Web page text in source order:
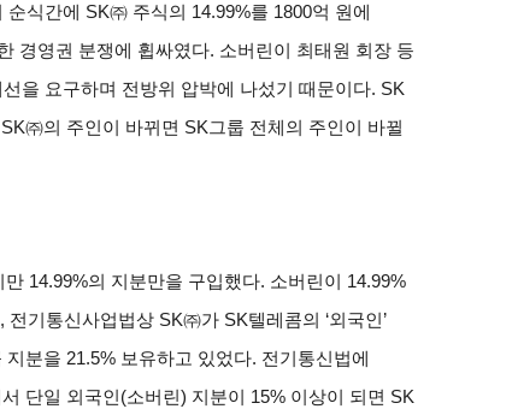
식간에 SK㈜ 주식의 14.99%를 1800억 원에
경영권 분쟁에 휩싸였다. 소버린이 최태원 회장 등
을 요구하며 전방위 압박에 나섰기 때문이다. SK
㈜의 주인이 바뀌면 SK그룹 전체의 주인이 바뀔
14.99%의 지분만을 구입했다. 소버린이 14.99%
기통신사업법상 SK㈜가 SK텔레콤의 ‘외국인’
분을 21.5% 보유하고 있었다. 전기통신법에
단일 외국인(소버린) 지분이 15% 이상이 되면 SK